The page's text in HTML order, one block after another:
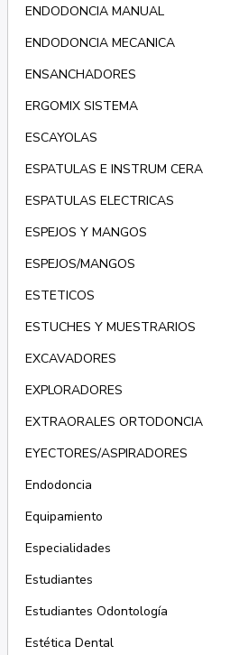
ENDODONCIA MANUAL
ENDODONCIA MECANICA
ENSANCHADORES
ERGOMIX SISTEMA
ESCAYOLAS
ESPATULAS E INSTRUM CERA
ESPATULAS ELECTRICAS
ESPEJOS Y MANGOS
ESPEJOS/MANGOS
ESTETICOS
ESTUCHES Y MUESTRARIOS
EXCAVADORES
EXPLORADORES
EXTRAORALES ORTODONCIA
EYECTORES/ASPIRADORES
Endodoncia
Equipamiento
Especialidades
Estudiantes
Estudiantes Odontología
Estética Dental